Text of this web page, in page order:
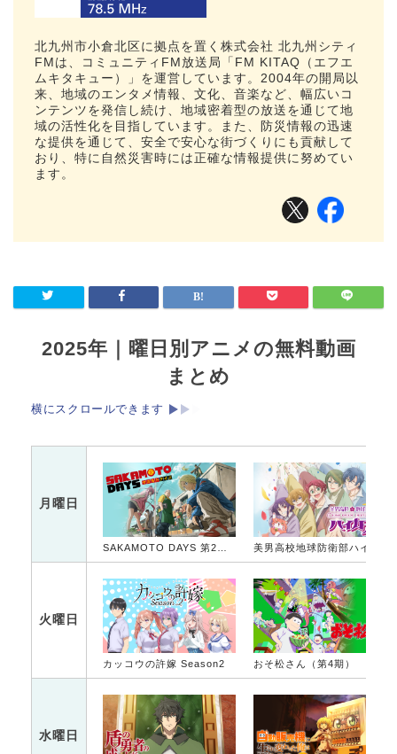
北九州市小倉北区に拠点を置く株式会社 北九州シティ
FMは、コミュニティFM放送局「FM KITAQ（エフエ
ムキタキュー）」を運営しています。2004年の開局以
来、地域のエンタメ情報、文化、音楽など、幅広いコ
ンテンツを発信し続け、地域密着型の放送を通じて地
域の活性化を目指しています。また、防災情報の迅速
な提供を通じて、安全で安心な街づくりにも貢献して
おり、特に自然災害時には正確な情報提供に努めてい
ます。
2025年｜曜日別アニメの無料動画
まとめ
横にスクロールできます
月曜日
SAKAMOTO DAYS 第2クール
火曜日
カッコウの許嫁 Season2 おそ松さん（第4期）
水曜日